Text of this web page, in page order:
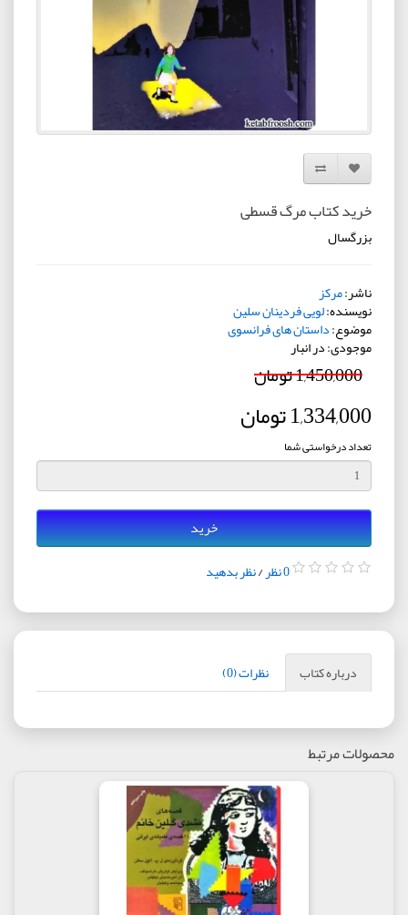
افزودن به لیست دلخواه
مقایسه این محصول
خرید کتاب مرگ قسطی
بزرگسال
ناشر:مرکز
نویسنده:لویی فردینان سلین
موضوع:داستان های فرانسوی
موجودی: در انبار
1,450,000 تومان
1,334,000 تومان
تعداد درخواستی شما
خرید
0 نظر /نظر بدهید
درباره کتاب نظرات (0)
محصولات مرتبط